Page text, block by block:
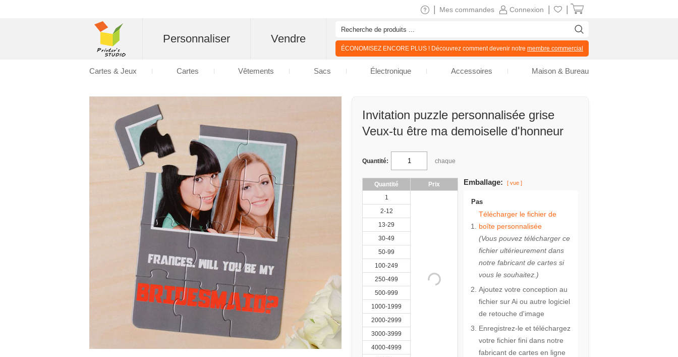
Invitation puzzle personnalisée grise
Veux-tu être ma demoiselle d'honneur
Quantité: chaque
Quantité
Prix
1
2-12
13-29
30-49
50-99
100-249
250-499
500-999
1000-1999
2000-2999
3000-3999
4000-4999
Emballage: [ vue ]
Pas
Télécharger le fichier de
boîte personnalisée
(Vous pouvez télécharger ce
fichier ultérieurement dans
notre fabricant de cartes si
vous le souhaitez.)
Ajoutez votre conception au
fichier sur Ai ou autre logiciel
de retouche d'image
Enregistrez-le et téléchargez
votre fichier fini dans notre
fabricant de cartes en ligne
Connexion
Mes commandes
Personnaliser Vendre
ÉCONOMISEZ ENCORE PLUS ! Découvrez comment devenir notre membre commercial
Cartes & Jeux Cartes Vêtements Sacs Électronique Accessoires Maison & Bureau